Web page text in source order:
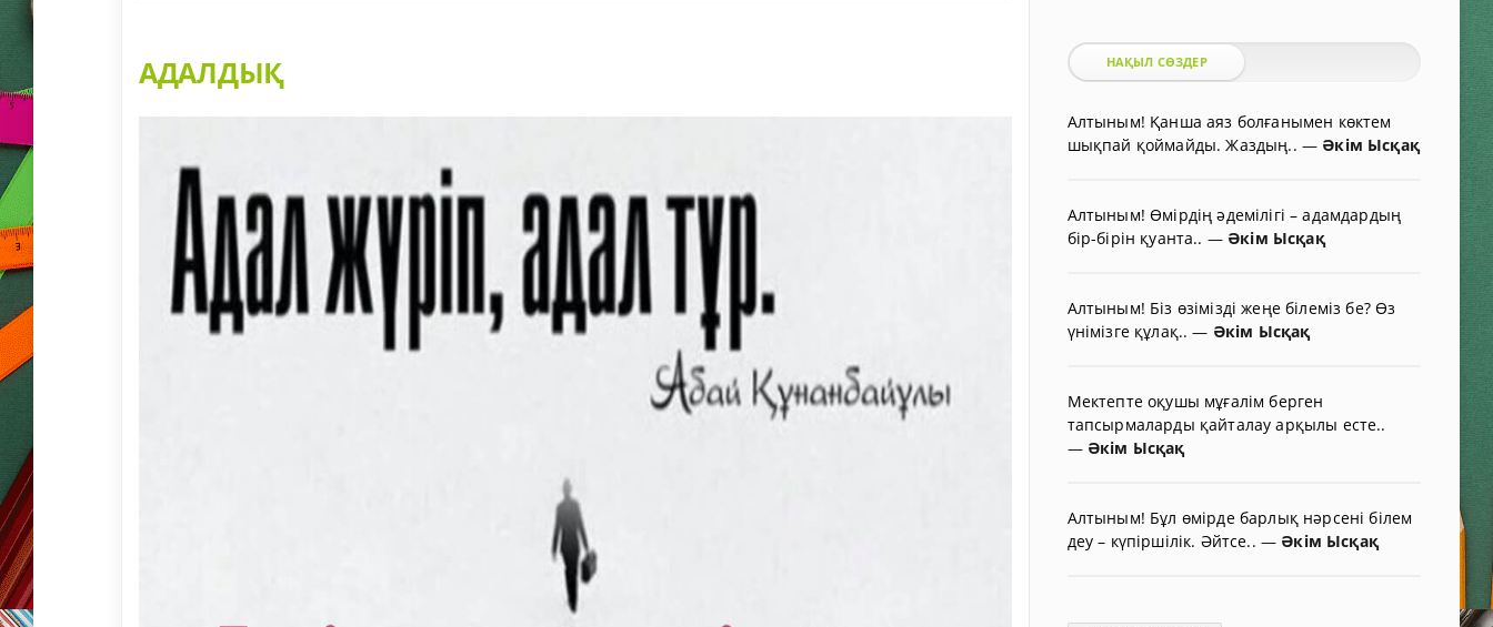
АДАЛДЫҚ НАҚЫЛ СӨЗДЕР
Алтыным! Қанша аяз болғанымен көктем
шықпай қоймайды. Жаздың.. — Әкім Ысқақ
Алтыным! Өмірдің әдемілігі – адамдардың
бір-бірін қуанта.. — Әкім Ысқақ
Алтыным! Біз өзімізді жеңе білеміз бе? Өз
үнімізге құлақ..— Әкім Ысқақ
Мектепте оқушы мұғалім берген
тапсырмаларды қайталау арқылы есте..
— Әкім Ысқақ
Алтыным! Бұл өмірде барлық нәрсені білем
деу – күпіршілік. Әйтсе.. — Әкім Ысқақ